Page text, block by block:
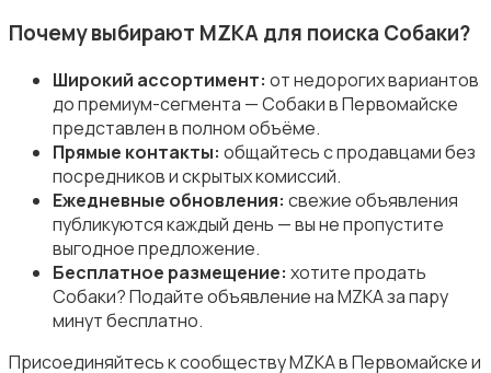
Почему выбирают MZKA для поиска Собаки?
Широкий ассортимент: от недорогих вариантов
до премиум-сегмента — Собаки в Первомайске
представлен в полном объёме.
Прямые контакты: общайтесь с продавцами без
посредников и скрытых комиссий.
Ежедневные обновления: свежие объявления
публикуются каждый день — вы не пропустите
выгодное предложение.
Бесплатное размещение: хотите продать
Собаки? Подайте объявление на MZKA за пару
минут бесплатно.
Присоединяйтесь к сообществу MZKA в Первомайске и